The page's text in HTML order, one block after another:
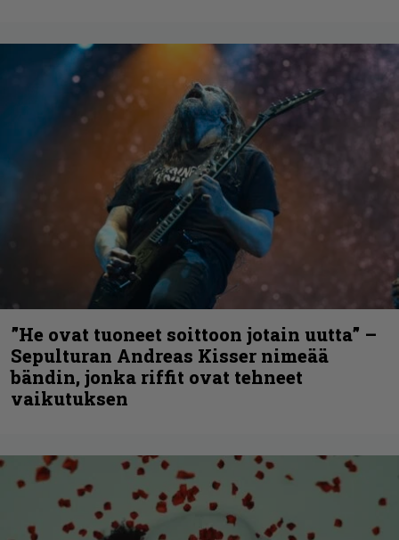
”He ovat tuoneet soittoon jotain uutta” –
Sepulturan Andreas Kisser nimeää
bändin, jonka riffit ovat tehneet
vaikutuksen